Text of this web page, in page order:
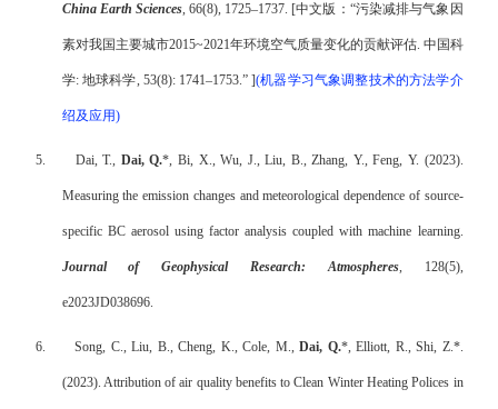
China Earth Sciences, 66(8), 1725–1737. [中文版： “污染减排与气象因
素对我国主要城市2015~2021年环境空气质量变化的贡献评估. 中国科
学: 地球科学, 53(8): 1741–1753.”](机器学习气象调整技术的方法学介
绍及应用)
5. Dai, T., Dai, Q.*, Bi, X., Wu, J., Liu, B., Zhang, Y., Feng, Y. (2023).
Measuring the emission changes and meteorological dependence of source-
specific BC aerosol using factor analysis coupled with machine learning.
Journal of Geophysical Research: Atmospheres, 128(5),
e2023JD038696.
6. Song, C., Liu, B., Cheng, K., Cole, M.,Dai, Q.*, Elliott, R., Shi, Z.*.
(2023). Attribution of air quality benefits to Clean Winter Heating Polices in